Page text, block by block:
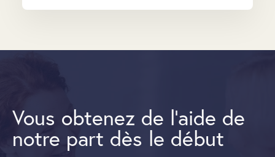
Vous obtenez de l'aide de
notre part dès le début